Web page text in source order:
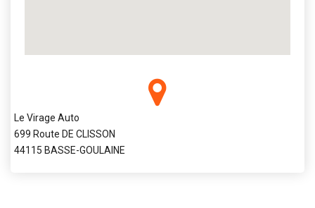
Le Virage Auto
699 Route DE CLISSON
44115 BASSE-GOULAINE